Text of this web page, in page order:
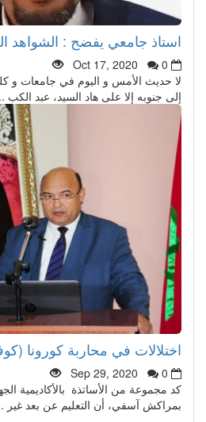
استاذ جامعي يفضح : الشواهد
Oct 17, 2020
0
لا حديث الأمس و اليوم في جامعات و
إلى جنوبه إلا على هاد السيد، عبد الكب ...
اختلالات في محاربة كورونا (كوفيد19) بالأكاديم
Sep 29, 2020
0
كد مجموعة من الأساتذة بالأكاديمية
بمراكش آسفي، أن التعليم عن بعد غير ...